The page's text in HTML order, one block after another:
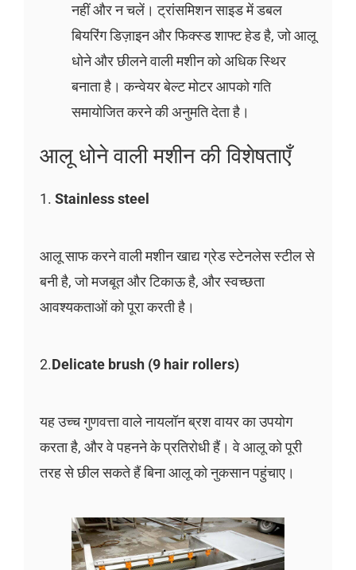
नहीं और न चलें। ट्रांसमिशन साइड में डबल
बियरिंग डिज़ाइन और फिक्स्ड शाफ्ट हेड है, जो आलू
धोने और छीलने वाली मशीन को अधिक स्थिर
बनाता है। कन्वेयर बेल्ट मोटर आपको गति
समायोजित करने की अनुमति देता है।
आलू धोने वाली मशीन की विशेषताएँ
1. Stainless steel
आलू साफ करने वाली मशीन खाद्य ग्रेड स्टेनलेस स्टील से
बनी है, जो मजबूत और टिकाऊ है, और स्वच्छता
आवश्यकताओं को पूरा करती है।
2.Delicate brush (9 hair rollers)
यह उच्च गुणवत्ता वाले नायलॉन ब्रश वायर का उपयोग
करता है, और वे पहनने के प्रतिरोधी हैं। वे आलू को पूरी
तरह से छील सकते हैं बिना आलू को नुकसान पहुंचाए।